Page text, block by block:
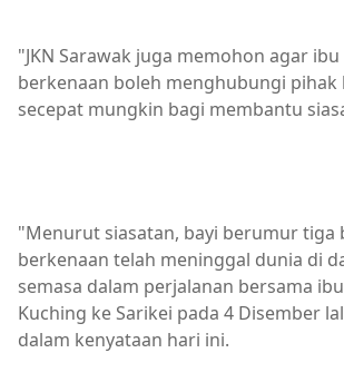
"JKN Sarawak juga memohon agar
berkenaan boleh menghubungi pihak
secepat mungkin bagi membantu
"Menurut siasatan, bayi berumur tiga
berkenaan telah meninggal dunia di
semasa dalam perjalanan bersama
Kuching ke Sarikei pada 4 Disember
dalam kenyataan hari ini.